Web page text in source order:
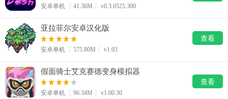
安卓单机 41.36M v0.3.0525.300
亚拉菲尔安卓汉化版
安卓单机 575.80M v1.03
查看
假面骑士艾克赛德变身模拟器
安卓单机 96.34M v1.00.30
查看